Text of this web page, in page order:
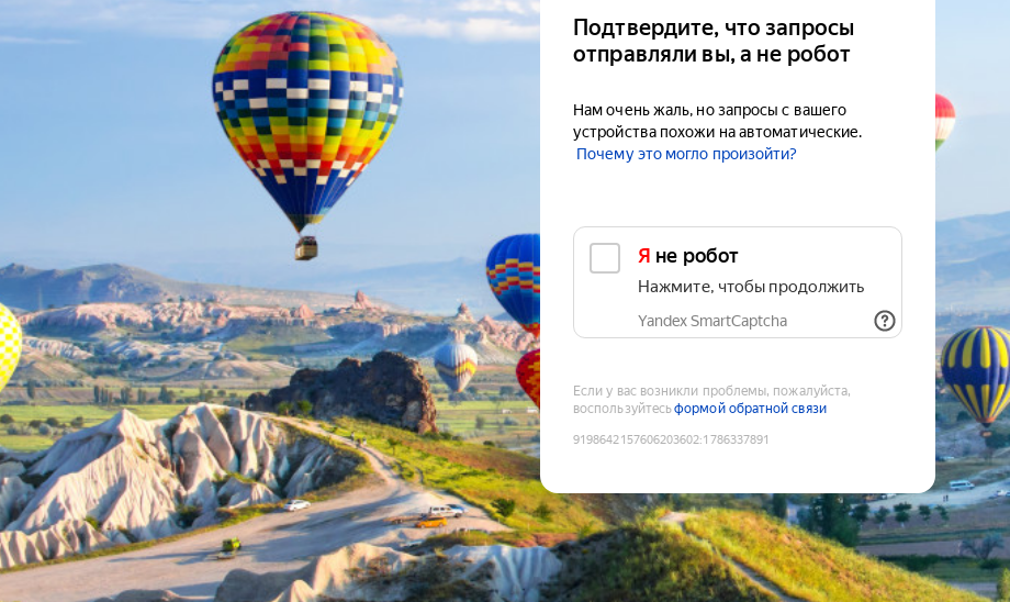
Подтвердите, что запросы
отправляли вы, а не робот
Нам очень жаль, но запросы с вашего
устройства похожи на автоматические.
Почему это могло произойти?
Я не робот
Нажмите, чтобы продолжить
Yandex SmartCaptcha
Если у вас возникли проблемы, пожалуйста,
воспользуйтесьформой обратной связи
9198642157606203602:1786337891